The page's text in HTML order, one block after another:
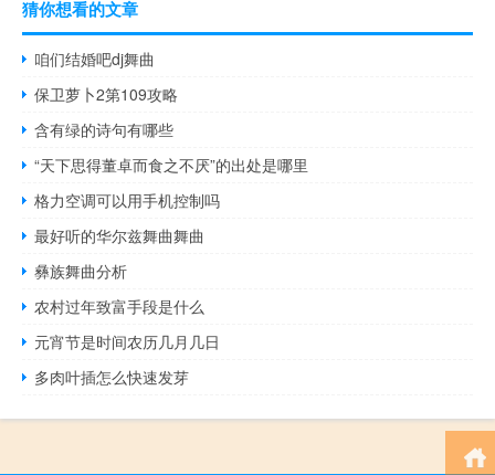
猜你想看的文章
咱们结婚吧dj舞曲
保卫萝卜2第109攻略
含有绿的诗句有哪些
“天下思得董卓而食之不厌”的出处是哪里
格力空调可以用手机控制吗
最好听的华尔兹舞曲舞曲
彝族舞曲分析
农村过年致富手段是什么
元宵节是时间农历几月几日
多肉叶插怎么快速发芽